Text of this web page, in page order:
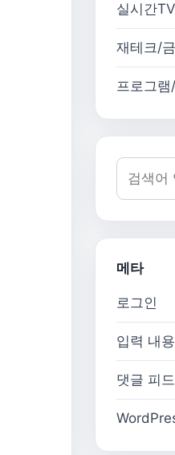
실시간
재테크/
프로그램
검색어:
메타
로그인
입력 내
댓글 피드